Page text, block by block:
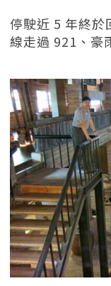
停駛近 5 年終於
線走過 921、豪